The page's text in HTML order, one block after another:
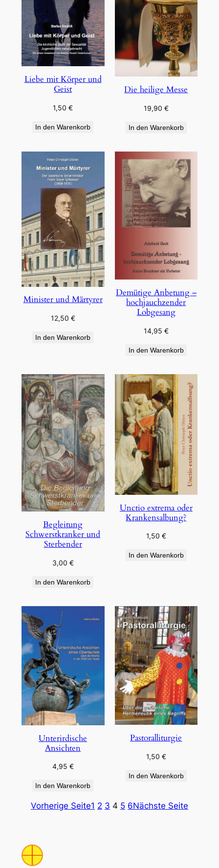
Liebe mit Körper und
Geist
1,50€
In den Warenkorb
Die heilige Messe
19,90 €
In den Warenkorb
Minister und Märtyrer
12,50 €
In den Warenkorb
Demütige Anbetung –
hochjauchzender
Lobgesang
14,95 €
In den Warenkorb
Begleitung
Schwerstkranker und
Sterbender
3,00 €
In den Warenkorb
Unctio extrema oder
Krankensalbung?
1,50 €
In den Warenkorb
Unterirdische
Ansichten
4,95 €
In den Warenkorb
Pastoralliturgie
1,50 €
In den Warenkorb
Vorherige Seite1 2 3 4 5 6Nächste Seite